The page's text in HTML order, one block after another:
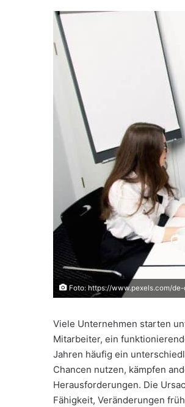
Foto: https://www.pexels.com/
Viele Unternehmen starten
Mitarbeiter, ein
Jahren häufig ein
Chancen nutzen, kämpfen
Herausforderungen. Die
Fähigkeit, Veränderungen